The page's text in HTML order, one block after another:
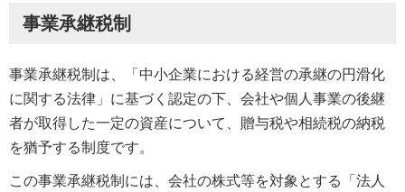
事業承継税制
事業承継税制は、「中小企業における経営の承継の円滑化
に関する法律」に基づく認定の下、会社や個人事業の後継
者が取得した一定の資産について、贈与税や相続税の納税
を猶予する制度です。
この事業承継税制には、会社の株式等を対象とする「法人